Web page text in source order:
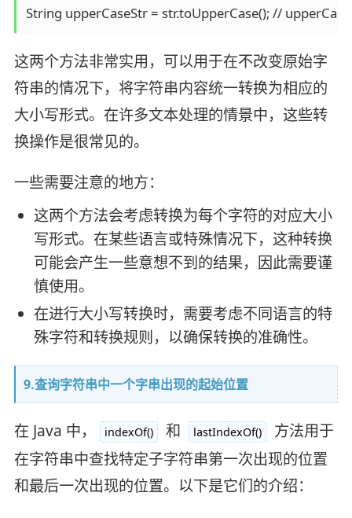
String upperCaseStr = str.toUpperCase(); //
这两个方法非常实用，可以用于在不改变原始字
符串的情况下，将字符串内容统一转换为相应的
大小写形式。在许多文本处理的情景中，这些转
换操作是很常见的。
一些需要注意的地方：
这两个方法会考虑转换为每个字符的对应大小
写形式。在某些语言或特殊情况下，这种转换
可能会产生一些意想不到的结果，因此需要谨
慎使用。
在进行大小写转换时，需要考虑不同语言的特
殊字符和转换规则，以确保转换的准确性。
9.查询字符串中一个字串出现的起始位置
在 Java 中， indexOf() 和 lastIndexOf()
方法用于
在字符串中查找特定子字符串第一次出现的位置
和最后一次出现的位置。以下是它们的介绍：